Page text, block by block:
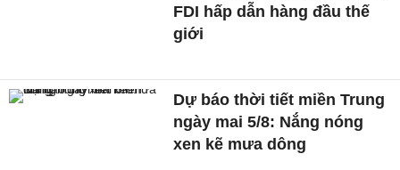
FDI hấp dẫn hàng đầu thế
giới
Dự báo thời tiết miền Trung
ngày mai 5/8: Nắng nóng
xen kẽ mưa dông